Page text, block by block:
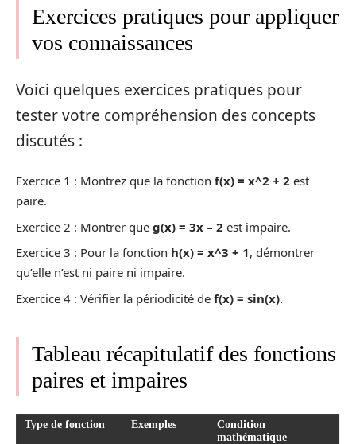
Exercices pratiques pour appliquer
vos connaissances
Voici quelques exercices pratiques pour
tester votre compréhension des concepts
discutés :
Exercice 1 : Montrez que la fonction f(x) = x^2 + 2 est
paire.
Exercice 2 : Montrer que g(x) = 3x – 2 est impaire.
Exercice 3 : Pour la fonction h(x) = x^3 + 1, démontrer
qu’elle n’est ni paire ni impaire.
Exercice 4 : Vérifier la périodicité de f(x) = sin(x).
Tableau récapitulatif des fonctions
paires et impaires
Type de fonction Exemples
Condition
mathématique